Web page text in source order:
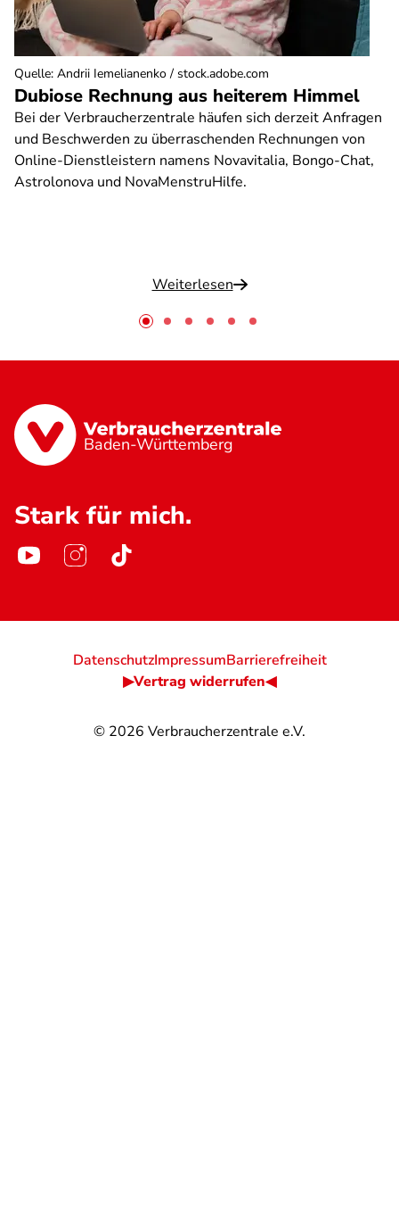
Dubiose Rechnung aus heiterem Himmel
Bei der Verbraucherzentrale häufen sich derzeit Anfragen
und Beschwerden zu überraschenden Rechnungen von
Online-Dienstleistern namens Novavitalia, Bongo-Chat,
Astrolonova und NovaMenstruHilfe.
Weiterlesen
Quelle: Andrii Iemelianenko / stock.adobe.com
Baden-Württemberg
Stark für mich.
© 2026 Verbraucherzentrale e.V.
DatenschutzImpressumBarrierefreiheit
▶Vertrag widerrufen◀